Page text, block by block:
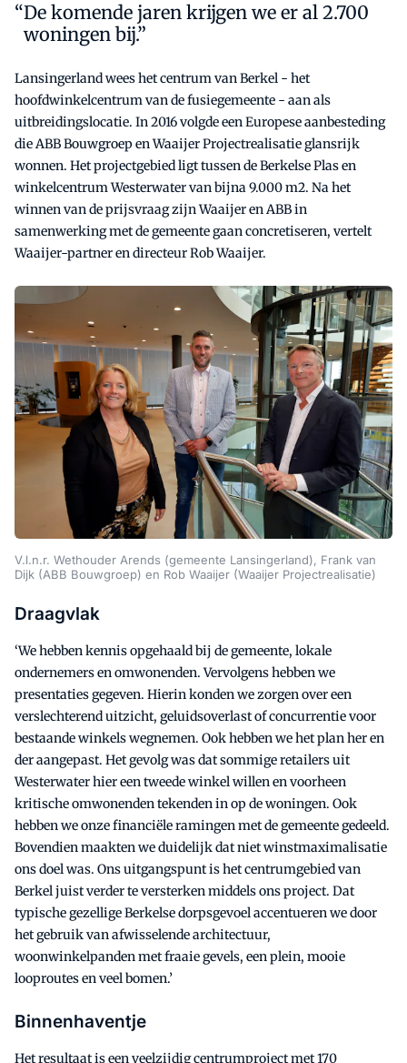
De komende jaren krijgen we er al 2.700
woningen bij.”
Lansingerland wees het centrum van Berkel - het
hoofdwinkelcentrum van de fusiegemeente - aan als
uitbreidingslocatie. In 2016 volgde een Europese aanbesteding
die ABB Bouwgroep en Waaijer Projectrealisatie glansrijk
wonnen. Het projectgebied ligt tussen de Berkelse Plas en
winkelcentrum Westerwater van bijna 9.000 m2. Na het
winnen van de prijsvraag zijn Waaijer en ABB in
samenwerking met de gemeente gaan concretiseren, vertelt
Waaijer-partner en directeur Rob Waaijer.
V.l.n.r. Wethouder Arends (gemeente Lansingerland), Frank van
Dijk (ABB Bouwgroep) en Rob Waaijer (Waaijer Projectrealisatie)
Draagvlak
‘We hebben kennis opgehaald bij de gemeente, lokale
ondernemers en omwonenden. Vervolgens hebben we
presentaties gegeven. Hierin konden we zorgen over een
verslechterend uitzicht, geluidsoverlast of concurrentie voor
bestaande winkels wegnemen. Ook hebben we het plan her en
der aangepast. Het gevolg was dat sommige retailers uit
Westerwater hier een tweede winkel willen en voorheen
kritische omwonenden tekenden in op de woningen. Ook
hebben we onze financiële ramingen met de gemeente gedeeld.
Bovendien maakten we duidelijk dat niet winstmaximalisatie
ons doel was. Ons uitgangspunt is het centrumgebied van
Berkel juist verder te versterken middels ons project. Dat
typische gezellige Berkelse dorpsgevoel accentueren we door
het gebruik van afwisselende architectuur,
woonwinkelpanden met fraaie gevels, een plein, mooie
looproutes en veel bomen.’
Binnenhaventje
Het resultaat is een veelzijdig centrumproject met 170